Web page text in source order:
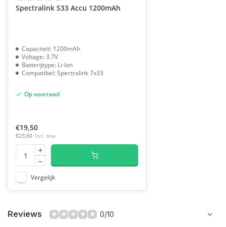
Spectralink S33 Accu 1200mAh
Capaciteit: 1200mAh
Voltage: 3.7V
Batterijtype: Li-Ion
Compatibel: Spectralink 7x33
Op voorraad
€19,50
€23,60 Incl. btw
Vergelijk
Reviews 0/10